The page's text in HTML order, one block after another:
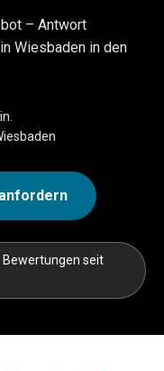
– Antwort
Wiesbaden in den
Bewertungen seit